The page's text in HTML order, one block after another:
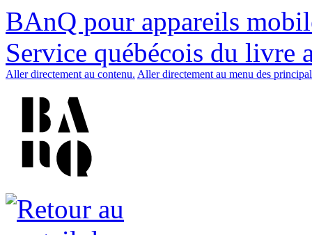
BAnQ pour appareils
Service québécois du livre
Aller directement au contenu. Aller directement au menu des